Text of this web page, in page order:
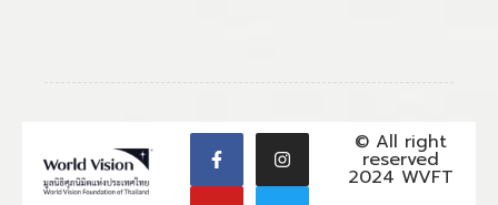
© All right
reserved
2024 WVFT